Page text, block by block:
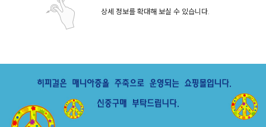
상세 정보를 확대해 보실 수 있습니다.